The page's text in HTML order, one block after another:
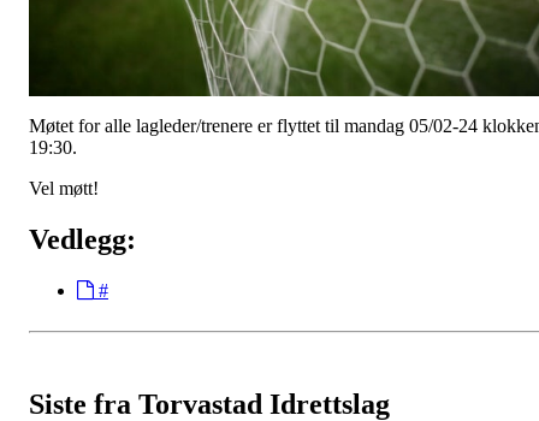
Møtet for alle lagleder/trenere er flyttet til mandag 05/02-24
19:30.
Vel møtt!
Vedlegg:
#
Siste fra Torvastad Idrettslag